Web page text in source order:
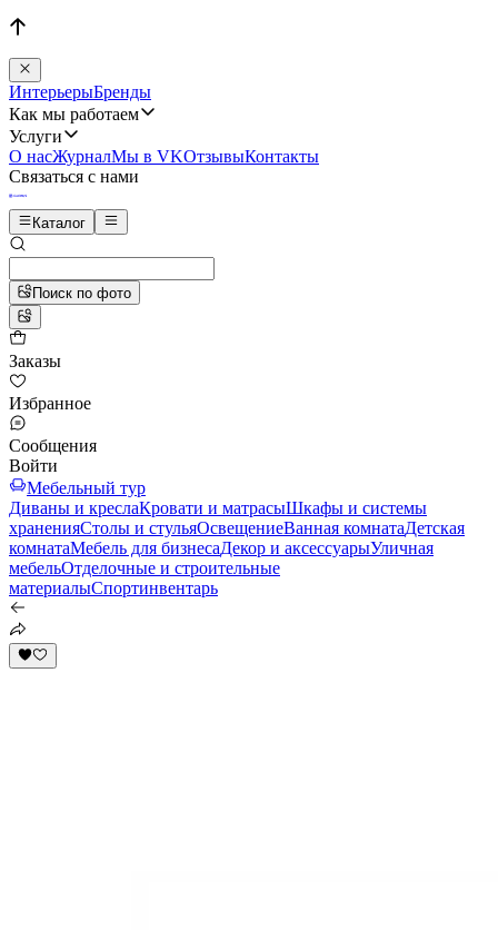
ИнтерьерыБренды
Как мы работаем
Услуги
О насЖурналМы в VKОтзывыКонтакты
Связаться с нами
Каталог
Поиск по фото
Заказы
Избранное
Сообщения
Войти
Мебельный тур
Диваны и креслаКровати и матрасыШкафы и системы
храненияСтолы и стульяОсвещениеВанная комнатаДетская
комнатаМебель для бизнесаДекор и аксессуарыУличная
мебельОтделочные и строительные
материалыСпортинвентарь